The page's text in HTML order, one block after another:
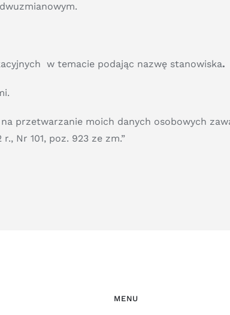
w temacie podając nazwę stanowiska.
przetwarzanie moich danych osobowych
Nr 101, poz. 923 ze zm.”
MENU